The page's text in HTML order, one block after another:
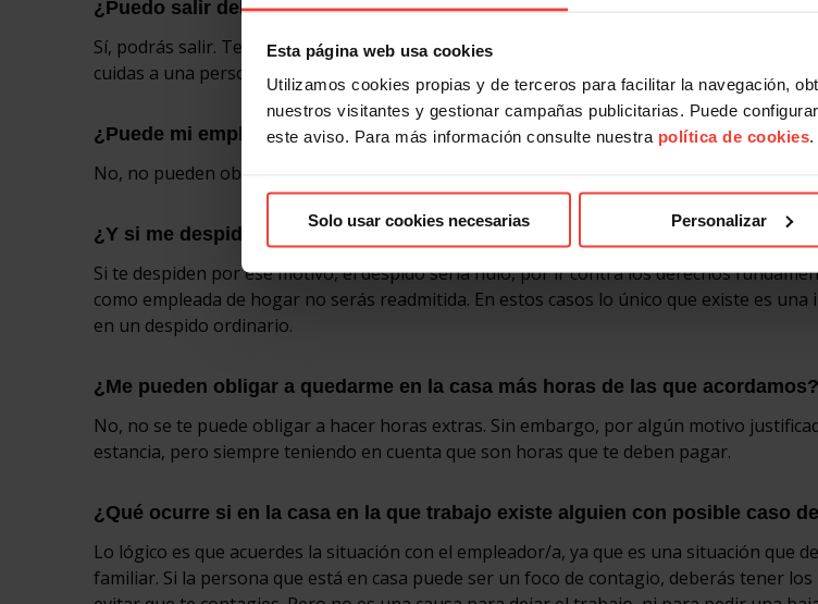
Esta página web usa cookies
Utilizamos cookies propias y de terceros para facilitar la navegación,
nuestros visitantes y gestionar campañas publicitarias. Puede
este aviso. Para más información consulte nuestra política de cookies.
Solo usar cookies necesarias Personalizar
¿Puedo salir del domicilio los días de libranza que tenía acordados si trabajo
Sí, podrás salir. Te recomendamos que lleves un documento que justifique que trabajas
cuidas a una persona dependiente, etc., y que libras ese día y te diriges a tu vivienda
¿Puede mi empleador/a prohibirme salir a la calle?
No, no pueden obligarte a estar en la vivienda, pero sí las autoridades gubernativas.
¿Y si me despiden por ese motivo?
Si te despiden por ese motivo, el despido sería nulo, por ir contra los derechos
como empleada de hogar no serás readmitida. En estos casos lo único que existe es una
en un despido ordinario.
¿Me pueden obligar a quedarme en la casa más horas de las que acordamos?
No, no se te puede obligar a hacer horas extras. Sin embargo, por algún motivo
estancia, pero siempre teniendo en cuenta que son horas que te deben pagar.
¿Qué ocurre si en la casa en la que trabajo existe alguien con posible caso
Lo lógico es que acuerdes la situación con el empleador/a, ya que es una situación que
familiar. Si la persona que está en casa puede ser un foco de contagio, deberás tener